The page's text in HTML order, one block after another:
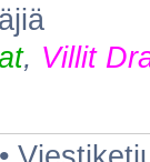
, Villit